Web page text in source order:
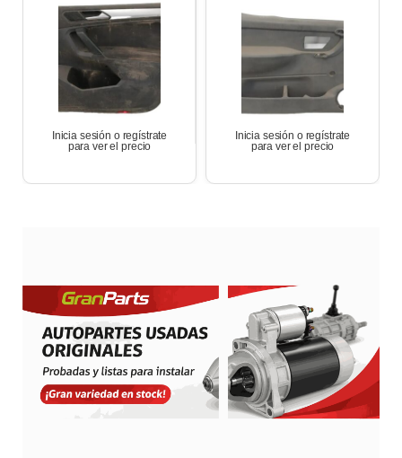
Inicia sesión o regístrate
para ver el precio
Inicia sesión o regístrate
para ver el precio